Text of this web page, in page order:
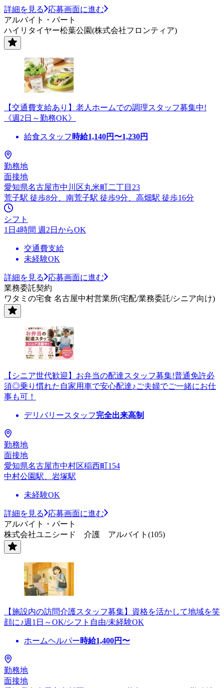
詳細を見る
応募画面に進む
アルバイト・パート
ハイリタイヤー松葉公園(株式会社フロンティア)
【交通費支給あり】老人ホームでの調理スタッフ募集中!
《週2日～勤務OK》
給食スタッフ 時給1,140円〜1,230円
勤務地
面接地
愛知県名古屋市中川区丸米町二丁目23
荒子駅 徒歩8分、南荒子駅 徒歩9分、高畑駅 徒歩16分
シフト
1日4時間 週2日からOK
交通費支給
未経験OK
詳細を見る
応募画面に進む
業務委託契約
ワタミの宅食 名古屋中村営業所(宅配/業務委託/シニア向け)
【シニア世代歓迎】お弁当の配達スタッフ募集!普通免許必
須◎乗り慣れた自家用車で安心配達♪ご夫婦でご一緒にお仕
事も可！
デリバリースタッフ完全出来高制
勤務地
面接地
愛知県名古屋市中村区稲西町154
中村公園駅、岩塚駅
未経験OK
詳細を見る
応募画面に進む
アルバイト・パート
株式会社ユニシード 介護 アルバイト(105)
【施設内の訪問介護スタッフ募集】資格を活かして地域を笑
顔に♪週1日～OK/シフト自由/未経験OK
ホームヘルパー時給1,400円〜
勤務地
面接地